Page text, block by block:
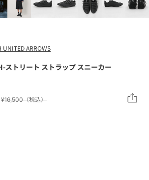
UNITED ARROWS
ストリート ストラップ スニーカー
¥16,500（税込）